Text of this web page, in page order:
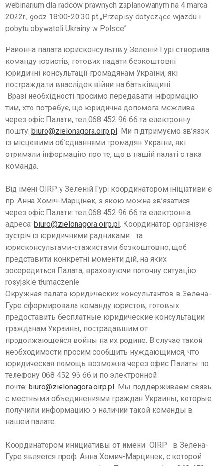
GALERIA
KSIĘGA ZNAKU
DO POBRANIA
KONTAKT
LISTA RADCOW
PRAWNYCH
webinarium dla radców prawnych zaplanowanym na 4 marca
2022r., godz 18:00-20:30 pt.„Przepisy dotyczące wjazdu i
pobytu obywateli Ukrainy w Polsce”
Районна палата юрисконсультів у Зеленій Гурі створила
команду юристів, готових надати безкоштовні
юридичні консультації громадянам України, які
постраждали внаслідок війни на батьківщині.
Вразі необхідності просимо передавати інформацію
тим, хто потребує, що юридична допомога можлива
через офіс Палати, тел.068 452 96 66 та електронну
пошту: biuro@zielonagora.oirp.pl. Ми підтримуємо зв’язок
із місцевими об’єднаннями громадян України, які
отримали інформацію про те, що в нашій палаті є така
команда.
Від імені OIRP у Зеленій Гурі координатором ініціативи є
пр. Анна Хоміч-Марцінек, з якою можна зв’язатися
через офіс Палати: тел.068 452 96 66 та електронна
адреса: biuro@zielonagora.oirp.pl. Координатор організує
зустріч із юридичними радниками та
юрисконсультами-стажистами безкоштовно, щоб
представити конкретні моменти дій, на яких
зосередиться Палата, враховуючи поточну ситуацію.
rosyjskie tłumaczenie
Окружная палата юридических консультантов в Зелена-
Гуре сформировала команду юристов, готовых
предоставить бесплатные юридические консультации
гражданам Украины, пострадавшим от
продолжающейся войны на их родине. В случае такой
необходимости просим сообщить нуждающимся, что
юридическая помощь возможна через офис Палаты по
телефону 068 452 96 66 и по электронной
почте: biuro@zielonagora.oirp.pl. Мы поддерживаем связь
с местными объединениями граждан Украины, которые
получили информацию о наличии такой команды в
нашей палате.
Координатором инициативы от имени OIRP в Зелёна-
Гуре является проф. Анна Хомич-Марцинек, с которой